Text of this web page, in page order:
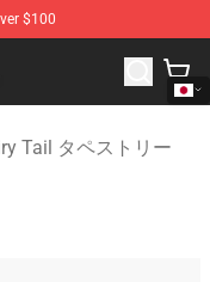
$100
Merchandise Shop
Tail タペストリー